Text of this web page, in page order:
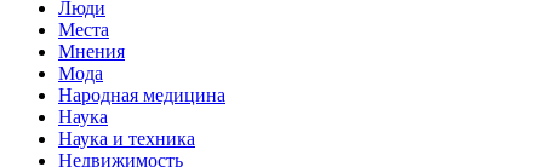
Люди
Места
Мнения
Мода
Народная медицина
Наука
Наука и техника
Недвижимость